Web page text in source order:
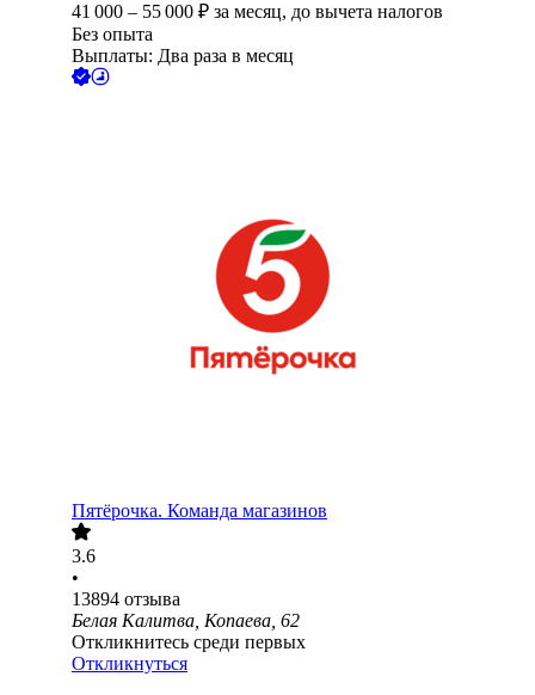
41 000 – 55 000 ₽ за месяц, до вычета налогов
Без опыта
Выплаты: Два раза в месяц
Пятёрочка. Команда магазинов
3.6
•
13894 отзыва
Белая Калитва, Копаева, 62
Откликнитесь среди первых
Откликнуться